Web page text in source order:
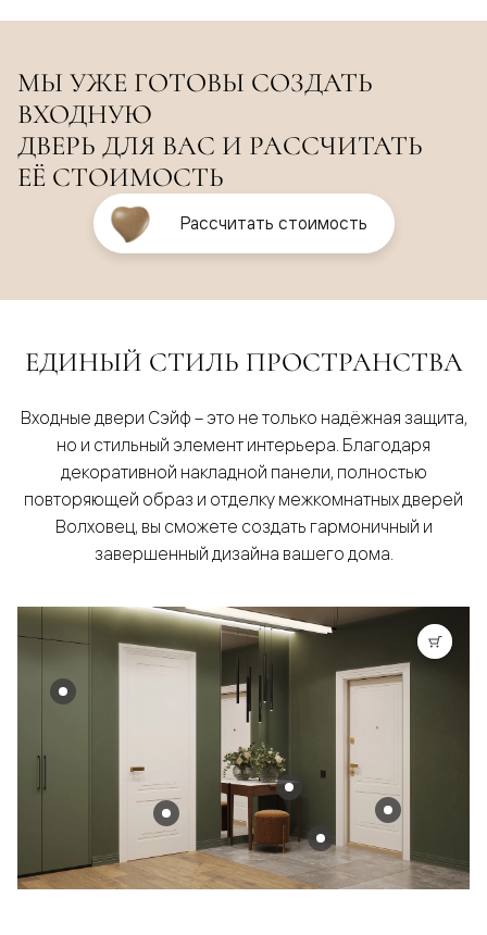
МЫ УЖЕ ГОТОВЫ СОЗДАТЬ
ВХОДНУЮ
ДВЕРЬ ДЛЯ ВАС И РАССЧИТАТЬ
ЕЁ СТОИМОСТЬ
Рассчитать стоимость
ЕДИНЫЙ СТИЛЬ ПРОСТРАНСТВА
Входные двери Сэйф – это не только надёжная защита,
но и стильный элемент интерьера. Благодаря
декоративной накладной панели, полностью
повторяющей образ и отделку межкомнатных дверей
Волховец, вы сможете создать гармоничный и
завершенный дизайна вашего дома.